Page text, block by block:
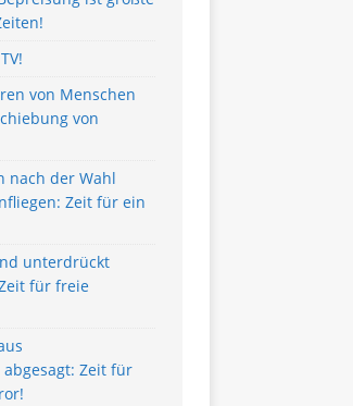
von Menschen
von
nach der Wahl
Zeit für ein
unterdrückt
für freie
Zeit für